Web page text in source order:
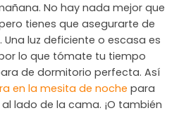
No hay nada mejor que
tienes que asegurarte de
luz deficiente o escasa es
lo que tómate tu tiempo
de dormitorio perfecta. Así
en la mesita de noche para
lado de la cama. ¡O también